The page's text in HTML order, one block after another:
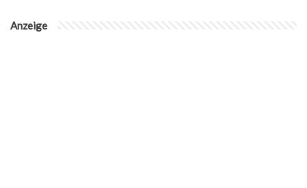
Anzeige